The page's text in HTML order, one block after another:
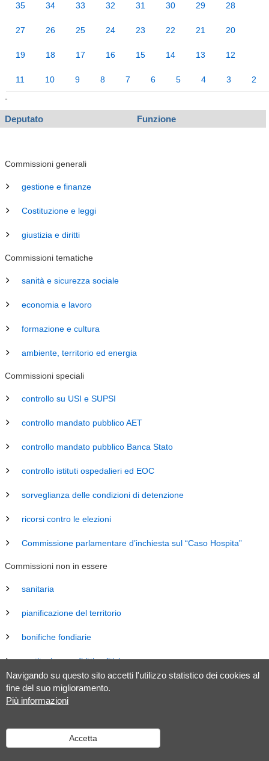
Navigando su questo sito accetti l'utilizzo statistico dei cookies al
fine del suo miglioramento.
Più informazioni
Accetta
35 34 33 32 31 30 29 28
27 26 25 24 23 22 21 20
19 18 17 16 15 14 13 12
11 10 9 8 7 6 5 4 3
2
-
Deputato Funzione
Commissioni generali
gestione e finanze
Costituzione e leggi
giustizia e diritti
Commissioni tematiche
sanità e sicurezza sociale
economia e lavoro
formazione e cultura
ambiente, territorio ed energia
Commissioni speciali
controllo su USI e SUPSI
controllo mandato pubblico AET
controllo mandato pubblico Banca Stato
controllo istituti ospedalieri ed EOC
sorveglianza delle condizioni di detenzione
ricorsi contro le elezioni
Commissione parlamentare d’inchiesta sul “Caso Hospita”
Commissioni non in essere
sanitaria
pianificazione del territorio
bonifiche fondiarie
costituzione e diritti politici
energia